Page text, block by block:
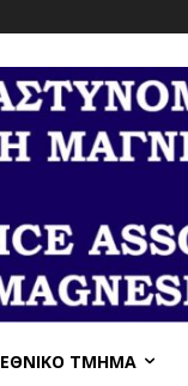
ΕΘΝΙΚΌ ΤΜΉΜΑ